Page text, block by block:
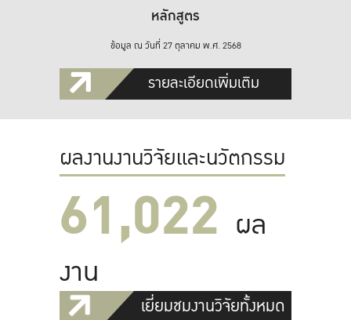
หลักสูตร
ข้อมูล ณ วันที่ 27 ตุลาคม พ.ศ. 2568
รายละเอียดเพิ่มเติม
ผลงานงานวิจัยและนวัตกรรม
61,022 ผล
งาน
เยี่ยมชมงานวิจัยทั้งหมด